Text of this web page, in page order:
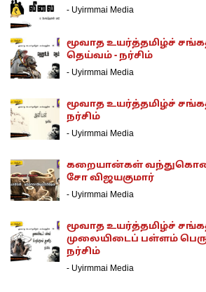
- Uyirmmai Media
மூவாத உயர்த்தமிழ்ச்
தெய்வம் - நர்சிம்
- Uyirmmai Media
மூவாத உயர்த்தமிழ்ச்
நர்சிம்
- Uyirmmai Media
கறையான்கள்
சோ விஜயகுமார்
- Uyirmmai Media
மூவாத உயர்த்தமிழ்ச்
முலையிடைப் பள்ளம்
நர்சிம்
- Uyirmmai Media